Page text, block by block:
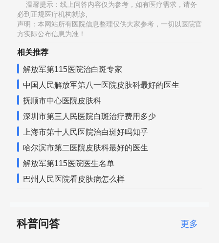
温馨提示：线上问答内容仅为参考，如有医疗需求，请务
必到正规医疗机构就诊,
声明：本网站所有医院信息整理仅供大家参考，一切以医院官
方实际公布信息为准！
相关推荐
解放军第115医院治白斑专家
中国人民解放军第八一医院皮肤科最好的医生
抚顺市中心医院皮肤科
深圳市第三人民医院白斑治疗费用多少
上海市第十人民医院治白斑好吗知乎
哈尔滨市第二医院皮肤科最好的医生
解放军第115医院医生名单
巴州人民医院看皮肤病怎么样
科普问答 更多